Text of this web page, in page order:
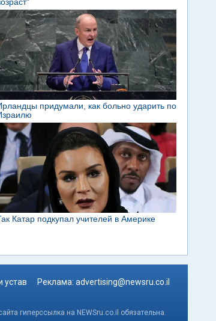
устав Реклама: advertising@newsru.co.il
гиперссылка на NEWSru.co.il обязательна.